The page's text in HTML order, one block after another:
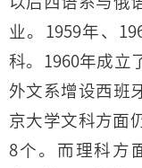
业。1959年、
科。1960年成立
外文系增设西班
京大学文科方面
8个。而理科方